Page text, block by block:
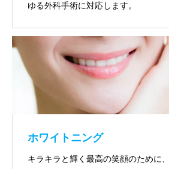
ゆる外科手術に対応します。
ホワイトニング
キラキラと輝く最高の笑顔のために